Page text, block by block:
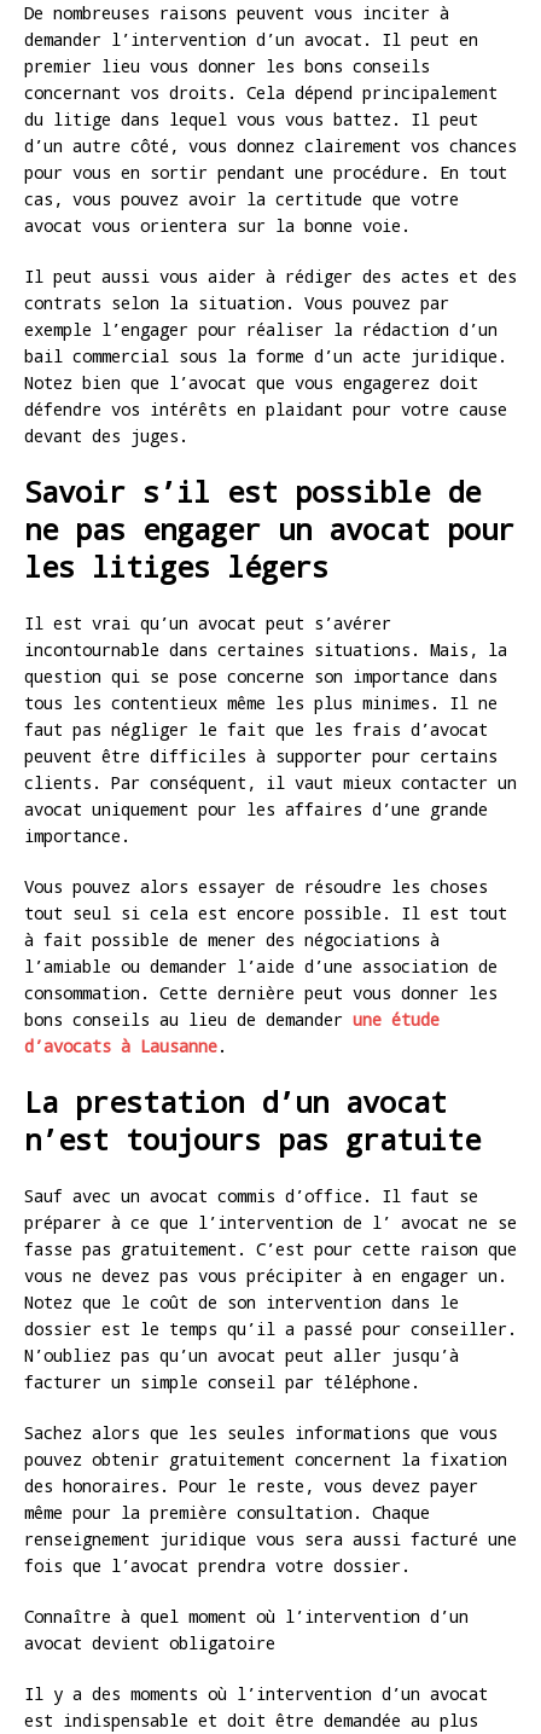
De nombreuses raisons peuvent vous inciter à
demander l’intervention d’un avocat. Il peut en
premier lieu vous donner les bons conseils
concernant vos droits. Cela dépend principalement
du litige dans lequel vous vous battez. Il peut
d’un autre côté, vous donnez clairement vos chances
pour vous en sortir pendant une procédure. En tout
cas, vous pouvez avoir la certitude que votre
avocat vous orientera sur la bonne voie.
Il peut aussi vous aider à rédiger des actes et des
contrats selon la situation. Vous pouvez par
exemple l’engager pour réaliser la rédaction d’un
bail commercial sous la forme d’un acte juridique.
Notez bien que l’avocat que vous engagerez doit
défendre vos intérêts en plaidant pour votre cause
devant des juges.
Savoir s’il est possible de
ne pas engager un avocat pour
les litiges légers
Il est vrai qu’un avocat peut s’avérer
incontournable dans certaines situations. Mais, la
question qui se pose concerne son importance dans
tous les contentieux même les plus minimes. Il ne
faut pas négliger le fait que les frais d’avocat
peuvent être difficiles à supporter pour certains
clients. Par conséquent, il vaut mieux contacter un
avocat uniquement pour les affaires d’une grande
importance.
Vous pouvez alors essayer de résoudre les choses
tout seul si cela est encore possible. Il est tout
à fait possible de mener des négociations à
l’amiable ou demander l’aide d’une association de
consommation. Cette dernière peut vous donner les
bons conseils au lieu de demander une étude
d’avocats à Lausanne.
La prestation d’un avocat
n’est toujours pas gratuite
Sauf avec un avocat commis d’office. Il faut se
préparer à ce que l’intervention de l’ avocat ne se
fasse pas gratuitement. C’est pour cette raison que
vous ne devez pas vous précipiter à en engager un.
Notez que le coût de son intervention dans le
dossier est le temps qu’il a passé pour conseiller.
N’oubliez pas qu’un avocat peut aller jusqu’à
facturer un simple conseil par téléphone.
Sachez alors que les seules informations que vous
pouvez obtenir gratuitement concernent la fixation
des honoraires. Pour le reste, vous devez payer
même pour la première consultation. Chaque
renseignement juridique vous sera aussi facturé une
fois que l’avocat prendra votre dossier.
Connaître à quel moment où l’intervention d’un
avocat devient obligatoire
Il y a des moments où l’intervention d’un avocat
est indispensable et doit être demandée au plus